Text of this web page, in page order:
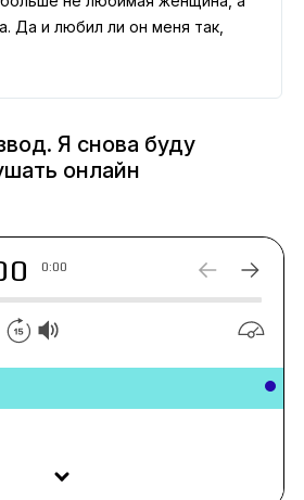
Да и любил ли он меня так,
меня хватит! Я больше не
и любимой.
Я снова буду
онлайн
0:00